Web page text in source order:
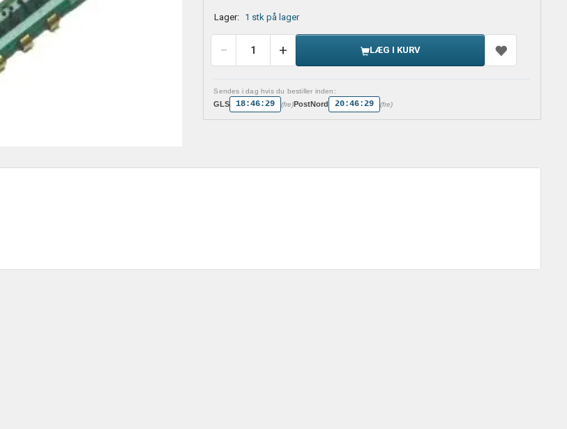
Lager: 1 stk på lager
LÆG I KURV
Sendes i dag hvis du bestiller inden:
GLS 18:46:29 (fre)PostNord 20:46:29 (fre)